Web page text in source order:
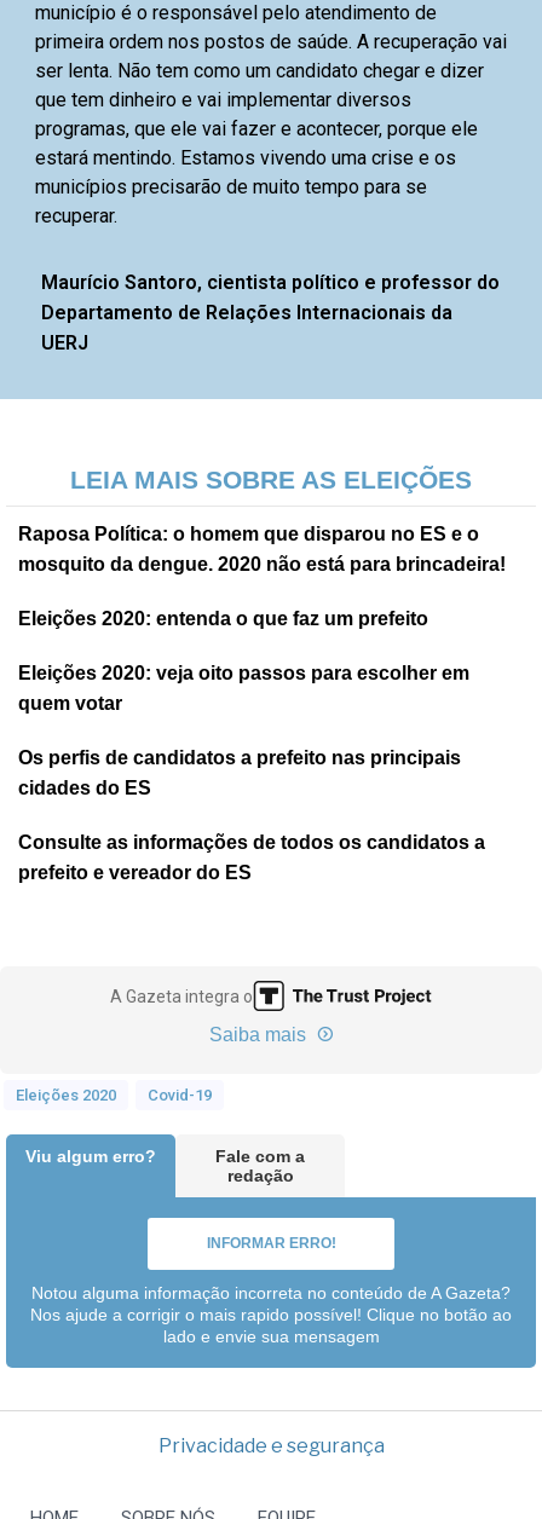
município é o responsável pelo atendimento de
primeira ordem nos postos de saúde. A recuperação vai
ser lenta. Não tem como um candidato chegar e dizer
que tem dinheiro e vai implementar diversos
programas, que ele vai fazer e acontecer, porque ele
estará mentindo. Estamos vivendo uma crise e os
municípios precisarão de muito tempo para se
recuperar.
Maurício Santoro, cientista político e professor do
Departamento de Relações Internacionais da
UERJ
LEIA MAIS SOBRE AS ELEIÇÕES
Raposa Política: o homem que disparou no ES e o
mosquito da dengue. 2020 não está para brincadeira!
Eleições 2020: entenda o que faz um prefeito
Eleições 2020: veja oito passos para escolher em
quem votar
Os perfis de candidatos a prefeito nas principais
cidades do ES
Consulte as informações de todos os candidatos a
prefeito e vereador do ES
A Gazeta integra o
Saiba mais
Eleições 2020 Covid-19
Viu algum erro?
Fale com a
redação
INFORMAR ERRO!
Notou alguma informação incorreta no conteúdo de A Gazeta?
Nos ajude a corrigir o mais rapido possível! Clique no botão ao
lado e envie sua mensagem
Privacidade e segurança